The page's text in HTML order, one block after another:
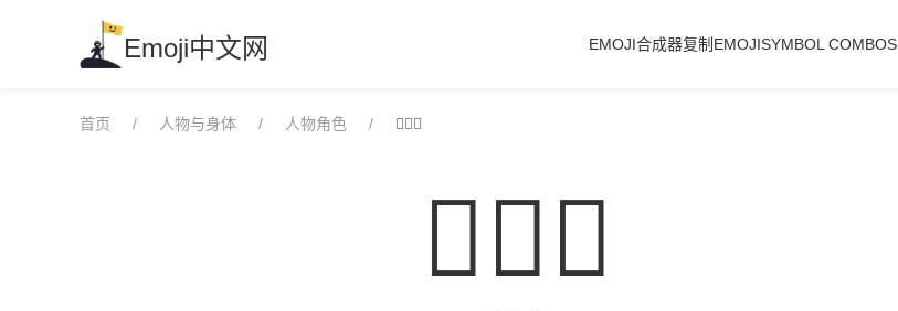
Emoji中文网 EMOJI合成器复制EMOJISYMBOL COMBOS
首页 人物与身体 人物角色 🧑🏼‍⚖️
🧑🏼‍⚖️